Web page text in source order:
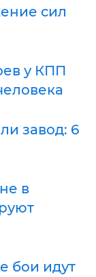
сил
у КПП
завод: 6
в
бои идут